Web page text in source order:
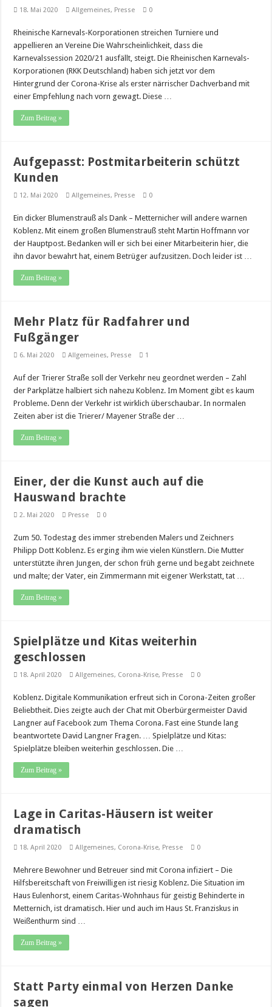
18. Mai 2020 Allgemeines, Presse 0
Rheinische Karnevals-Korporationen streichen Turniere und
appellieren an Vereine Die Wahrscheinlichkeit, dass die
Karnevalssession 2020/21 ausfällt, steigt. Die Rheinischen Karnevals-
Korporationen (RKK Deutschland) haben sich jetzt vor dem
Hintergrund der Corona-Krise als erster närrischer Dachverband mit
einer Empfehlung nach vorn gewagt. Diese …
Zum Beitrag »
Aufgepasst: Postmitarbeiterin schützt
Kunden
12. Mai 2020 Allgemeines, Presse 0
Ein dicker Blumenstrauß als Dank – Metternicher will andere warnen
Koblenz. Mit einem großen Blumenstrauß steht Martin Hoffmann vor
der Hauptpost. Bedanken will er sich bei einer Mitarbeiterin hier, die
ihn davor bewahrt hat, einem Betrüger aufzusitzen. Doch leider ist …
Zum Beitrag »
Mehr Platz für Radfahrer und
Fußgänger
6. Mai 2020 Allgemeines, Presse 1
Auf der Trierer Straße soll der Verkehr neu geordnet werden – Zahl
der Parkplätze halbiert sich nahezu Koblenz. Im Moment gibt es kaum
Probleme. Denn der Verkehr ist wirklich überschaubar. In normalen
Zeiten aber ist die Trierer/ Mayener Straße der …
Zum Beitrag »
Einer, der die Kunst auch auf die
Hauswand brachte
2. Mai 2020 Presse 0
Zum 50. Todestag des immer strebenden Malers und Zeichners
Philipp Dott Koblenz. Es erging ihm wie vielen Künstlern. Die Mutter
unterstützte ihren Jungen, der schon früh gerne und begabt zeichnete
und malte; der Vater, ein Zimmermann mit eigener Werkstatt, tat …
Zum Beitrag »
Spielplätze und Kitas weiterhin
geschlossen
18. April 2020 Allgemeines, Corona-Krise, Presse 0
Koblenz. Digitale Kommunikation erfreut sich in Corona-Zeiten großer
Beliebtheit. Dies zeigte auch der Chat mit Oberbürgermeister David
Langner auf Facebook zum Thema Corona. Fast eine Stunde lang
beantwortete David Langner Fragen. … Spielplätze und Kitas:
Spielplätze bleiben weiterhin geschlossen. Die …
Zum Beitrag »
Lage in Caritas-Häusern ist weiter
dramatisch
18. April 2020 Allgemeines, Corona-Krise, Presse 0
Mehrere Bewohner und Betreuer sind mit Corona infiziert – Die
Hilfsbereitschaft von Freiwilligen ist riesig Koblenz. Die Situation im
Haus Eulenhorst, einem Caritas-Wohnhaus für geistig Behinderte in
Metternich, ist dramatisch. Hier und auch im Haus St. Franziskus in
Weißenthurm sind …
Zum Beitrag »
Statt Party einmal von Herzen Danke
sagen